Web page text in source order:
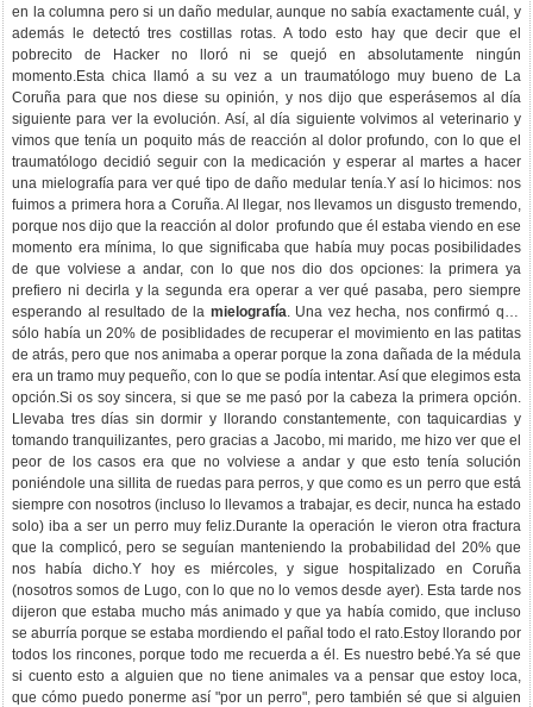
en la columna pero si un daño medular, aunque no sabía exactamente cuál, y
además le detectó tres costillas rotas. A todo esto hay que decir que el
pobrecito de Hacker no lloró ni se quejó en absolutamente ningún
momento.Esta chica llamó a su vez a un traumatólogo muy bueno de La
Coruña para que nos diese su opinión, y nos dijo que esperásemos al día
siguiente para ver la evolución. Así, al día siguiente volvimos al veterinario y
vimos que tenía un poquito más de reacción al dolor profundo, con lo que el
traumatólogo decidió seguir con la medicación y esperar al martes a hacer
una mielografía para ver qué tipo de daño medular tenía.Y así lo hicimos: nos
fuimos a primera hora a Coruña. Al llegar, nos llevamos un disgusto tremendo,
porque nos dijo que la reacción al dolor profundo que él estaba viendo en ese
momento era mínima, lo que significaba que había muy pocas posibilidades
de que volviese a andar, con lo que nos dio dos opciones: la primera ya
prefiero ni decirla y la segunda era operar a ver qué pasaba, pero siempre
esperando al resultado de la mielografía. Una vez hecha, nos confirmó que
sólo había un 20% de posiblidades de recuperar el movimiento en las patitas
de atrás, pero que nos animaba a operar porque la zona dañada de la médula
era un tramo muy pequeño, con lo que se podía intentar. Así que elegimos esta
opción.Si os soy sincera, si que se me pasó por la cabeza la primera opción.
Llevaba tres días sin dormir y llorando constantemente, con taquicardias y
tomando tranquilizantes, pero gracias a Jacobo, mi marido, me hizo ver que el
peor de los casos era que no volviese a andar y que esto tenía solución
poniéndole una sillita de ruedas para perros, y que como es un perro que está
siempre con nosotros (incluso lo llevamos a trabajar, es decir, nunca ha estado
solo) iba a ser un perro muy feliz.Durante la operación le vieron otra fractura
que la complicó, pero se seguían manteniendo la probabilidad del 20% que
nos había dicho.Y hoy es miércoles, y sigue hospitalizado en Coruña
(nosotros somos de Lugo, con lo que no lo vemos desde ayer). Esta tarde nos
dijeron que estaba mucho más animado y que ya había comido, que incluso
se aburría porque se estaba mordiendo el pañal todo el rato.Estoy llorando por
todos los rincones, porque todo me recuerda a él. Es nuestro bebé.Ya sé que
si cuento esto a alguien que no tiene animales va a pensar que estoy loca,
que cómo puedo ponerme así "por un perro", pero también sé que si alguien